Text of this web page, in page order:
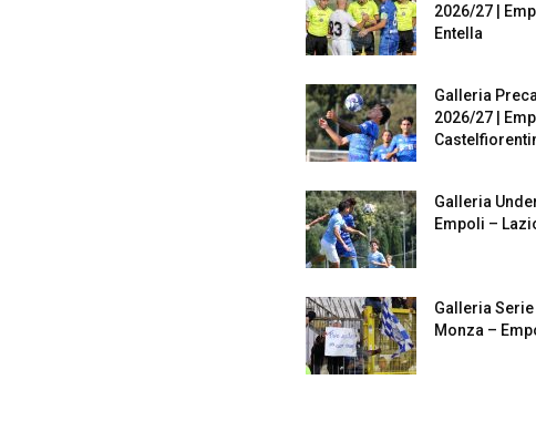
2026/27 |
Entella
Galleria
2026/27 |
Galleria
Empoli –
Galleria Serie
Monza –